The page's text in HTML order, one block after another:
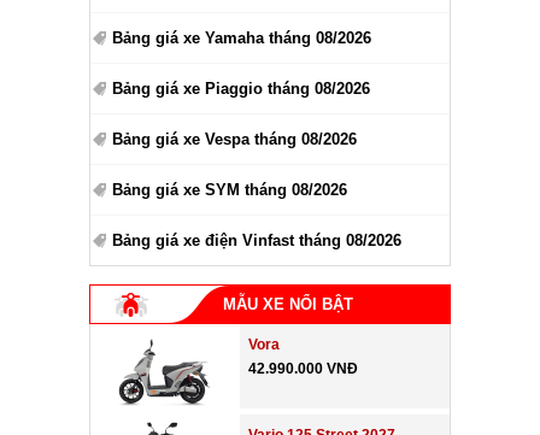
Bảng giá xe Yamaha tháng 08/2026
Bảng giá xe Piaggio tháng 08/2026
Bảng giá xe Vespa tháng 08/2026
Bảng giá xe SYM tháng 08/2026
Bảng giá xe điện Vinfast tháng 08/2026
MẪU XE NỔI BẬT
Vora
42.990.000 VNĐ